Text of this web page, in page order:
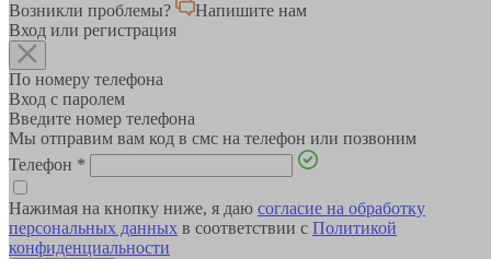
Возникли проблемы?
Напишите нам
Вход или регистрация
По номеру телефона
Вход с паролем
Введите номер телефона
Мы отправим вам код в смс на телефон или позвоним
Телефон *
Нажимая на кнопку ниже, я даю согласие на обработку
персональных данных в соответствии с Политикой
конфиденциальности